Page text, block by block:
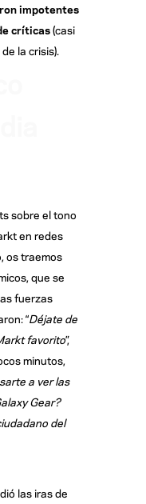
impotentes
críticas(casi
la crisis).
sobre el tono
en redes
os traemos
que se
fuerzas
“Déjate de
favorito”,
minutos,
a ver las
Gear?
del
las iras de